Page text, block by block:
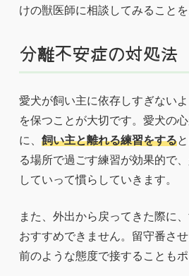
けの獣医師に相談してみることを
分離不安症の対処法
愛犬が飼い主に依存しすぎない
を保つことが大切です。愛犬の
に、 飼い主と離れる練習をする
る場所で過ごす練習が効果的で
していって慣らしていきます。
また、外出から戻ってきた際に
おすすめできません。留守番さ
前のような態度で接することもポ